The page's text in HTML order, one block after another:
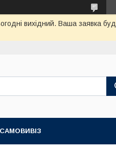
вихідний. Ваша заявка